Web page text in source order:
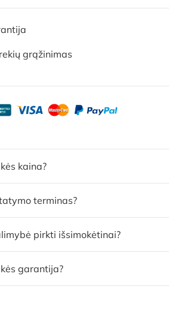
grąžinimas
kaina?
terminas?
pirkti išsimokėtinai?
garantija?